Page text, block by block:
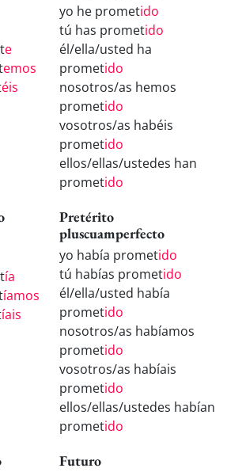
e
emos
éis
yo he prometido
tú has prometido
él/ella/usted ha
prometido
nosotros/as hemos
prometido
vosotros/as habéis
prometido
ellos/ellas/ustedes han
prometido
ía
íamos
íais
Pretérito
pluscuamperfecto
yo había prometido
tú habías prometido
él/ella/usted había
prometido
nosotros/as habíamos
prometido
vosotros/as habíais
prometido
ellos/ellas/ustedes habían
prometido
Futuro